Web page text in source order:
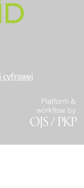
cyfrowej